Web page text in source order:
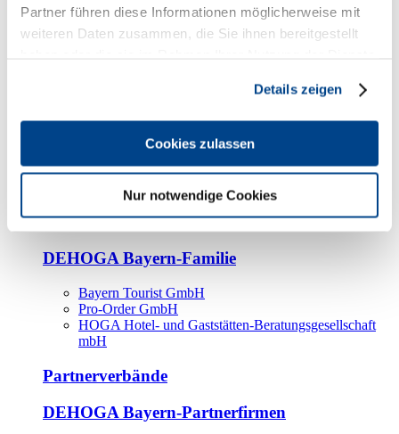
Partner führen diese Informationen möglicherweise mit
weiteren Daten zusammen, die Sie ihnen bereitgestellt
Details zeigen
Cookies zulassen
Nur notwendige Cookies
Kooperationspartner
Tourismusorganisationen
Bayern Tourismus Marketing GmbH
DEHOGA-Familie
Bundesverband
Fachverbände
DEHOGA Bayern-Familie
Bayern Tourist GmbH
Pro-Order GmbH
HOGA Hotel- und Gaststätten-Beratungsgesellschaft
mbH
Partnerverbände
DEHOGA Bayern-Partnerfirmen